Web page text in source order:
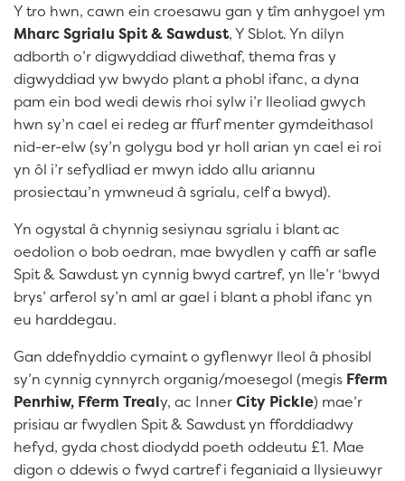
Y tro hwn, cawn ein croesawu gan y tîm anhygoel ym
Mharc Sgrialu Spit & Sawdust, Y Sblot. Yn dilyn
adborth o’r digwyddiad diwethaf, thema fras y
digwyddiad yw bwydo plant a phobl ifanc, a dyna
pam ein bod wedi dewis rhoi sylw i’r lleoliad gwych
hwn sy’n cael ei redeg ar ffurf menter gymdeithasol
nid-er-elw (sy’n golygu bod yr holl arian yn cael ei roi
yn ôl i’r sefydliad er mwyn iddo allu ariannu
prosiectau’n ymwneud â sgrialu, celf a bwyd).
Yn ogystal â chynnig sesiynau sgrialu i blant ac
oedolion o bob oedran, mae bwydlen y caffi ar safle
Spit & Sawdust yn cynnig bwyd cartref, yn lle’r ‘bwyd
brys’ arferol sy’n aml ar gael i blant a phobl ifanc yn
eu harddegau.
Gan ddefnyddio cymaint o gyflenwyr lleol â phosibl
sy’n cynnig cynnyrch organig/moesegol (megis Fferm
Penrhiw, Fferm Trealy, ac InnerCity Pickle) mae’r
prisiau ar fwydlen Spit & Sawdust yn fforddiadwy
hefyd, gyda chost diodydd poeth oddeutu £1. Mae
digon o ddewis o fwyd cartref i feganiaid a llysieuwyr